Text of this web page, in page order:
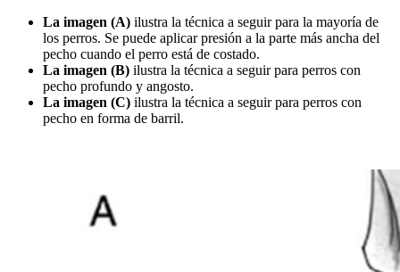
La imagen (A) ilustra la técnica a seguir para la mayoría de
los perros. Se puede aplicar presión a la parte más ancha del
pecho cuando el perro está de costado.
La imagen (B) ilustra la técnica a seguir para perros con
pecho profundo y angosto.
La imagen (C) ilustra la técnica a seguir para perros con
pecho en forma de barril.